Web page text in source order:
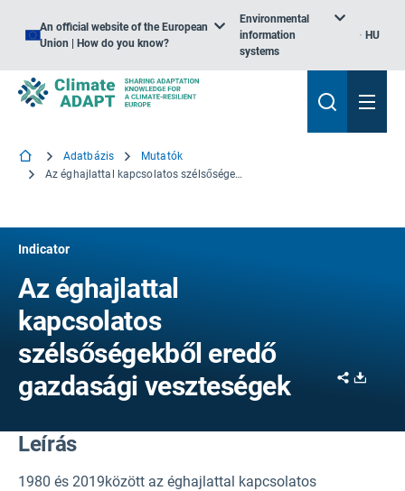
An official website of the European
Union | How do you know?
Environmental
information
systems
HU
Adatbázis
Mutatók
Az éghajlattal kapcsolatos szélsőségekből eredő gazdasági veszteségek
Indicator
Az éghajlattal
kapcsolatos
szélsőségekből eredő
gazdasági veszteségek
Share
Leírás
1980 és 2019között az éghajlattal kapcsolatos